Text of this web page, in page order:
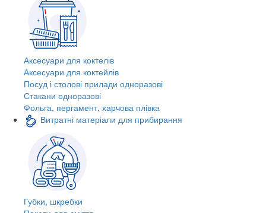
Аксесуари для коктелів
Аксесуари для коктейлів
Посуд і столові прилади одноразові
Стакани одноразові
Фольга, пергамент, харчова плівка
Витратні матеріали для прибирання
Губки, шкребки